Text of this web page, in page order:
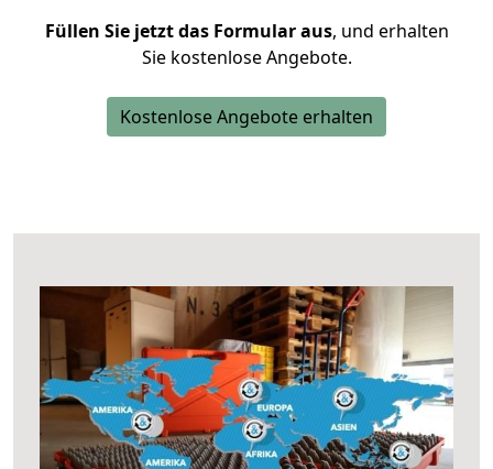
Füllen Sie jetzt das Formular aus, und erhalten
Sie kostenlose Angebote.
Kostenlose Angebote erhalten